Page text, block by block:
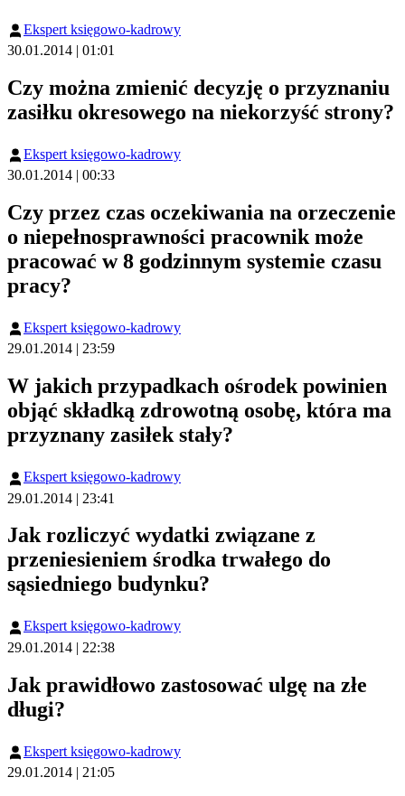
Ekspert księgowo-kadrowy
30.01.2014 | 01:01
Czy można zmienić decyzję o przyznaniu
zasiłku okresowego na niekorzyść strony?
Ekspert księgowo-kadrowy
30.01.2014 | 00:33
Czy przez czas oczekiwania na orzeczenie
o niepełnosprawności pracownik może
pracować w 8 godzinnym systemie czasu
pracy?
Ekspert księgowo-kadrowy
29.01.2014 | 23:59
W jakich przypadkach ośrodek powinien
objąć składką zdrowotną osobę, która ma
przyznany zasiłek stały?
Ekspert księgowo-kadrowy
29.01.2014 | 23:41
Jak rozliczyć wydatki związane z
przeniesieniem środka trwałego do
sąsiedniego budynku?
Ekspert księgowo-kadrowy
29.01.2014 | 22:38
Jak prawidłowo zastosować ulgę na złe
długi?
Ekspert księgowo-kadrowy
29.01.2014 | 21:05